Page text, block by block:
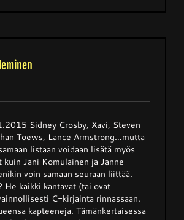
Sidney Crosby, Xavi, Steven
Toews, Lance Armstrong…mutta
listaan voidaan lisätä myös
Jani Komulainen ja Janne
voin samaan seuraan liittää.
He kaikki kantavat (tai ovat
C-kirjainta rinnassaan.
kapteeneja. Tämänkertaisessa